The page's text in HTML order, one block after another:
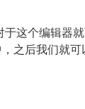
个编辑器就
之后我们就可